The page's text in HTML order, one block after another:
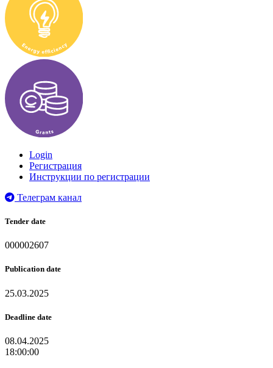
Login
Регистрация
Инструкции по регистрации
Телеграм канал
Tender date
000002607
Publication date
25.03.2025
Deadline date
08.04.2025
18:00:00